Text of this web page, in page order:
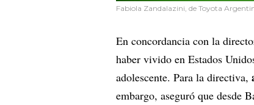
Fabiola Zandalazini, de Toyota
En concordancia con la
haber vivido en Estados
adolescente. Para la directiva,
embargo, aseguró que desde